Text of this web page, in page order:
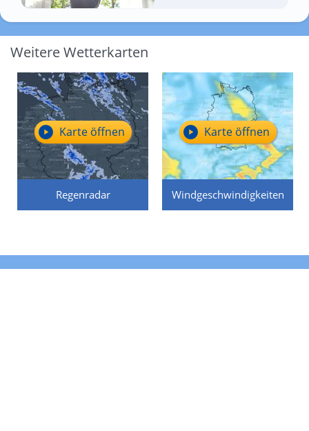
Weitere Wetterkarten
Regenradar
Karte öffnen
Windgeschwindigkeiten
Karte öffnen